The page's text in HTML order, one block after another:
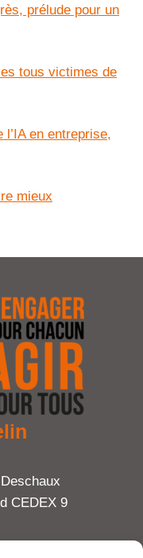
prélude pour un
tous victimes de
l’IA en entreprise,
mieux
CEDEX 9